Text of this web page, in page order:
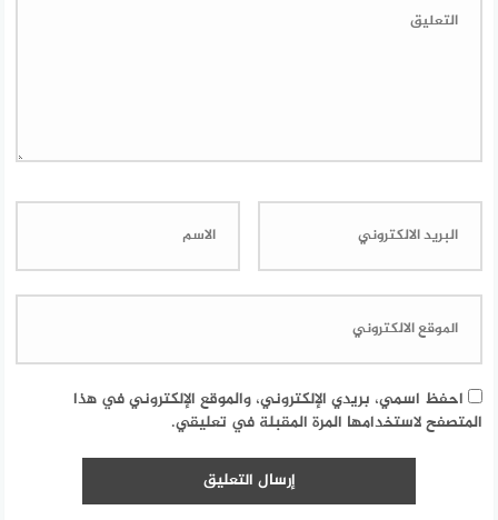
احفظ اسمي، بريدي الإلكتروني، والموقع الإلكتروني في هذا
المتصفح لاستخدامها المرة المقبلة في تعليقي.